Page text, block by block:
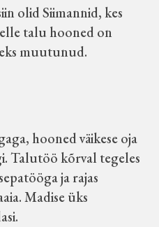
olid Siimannid, kes
talu hooned on
muutunud.
hooned väikese oja
Talutöö kõrval tegeles
ja rajas
Madise üks